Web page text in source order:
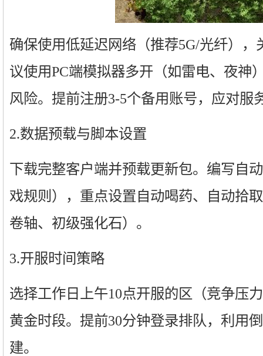
确保使用低延迟网络（推荐5G/光纤），
议使用PC端模拟器多开（如雷电、夜神
风险。提前注册3-5个备用账号，应对服
2.数据预载与脚本设置
下载完整客户端并预载更新包。编写自
戏规则），重点设置自动喝药、自动拾
卷轴、初级强化石）。
3.开服时间策略
选择工作日上午10点开服的区（竞争压
黄金时段。提前30分钟登录排队，利用
建。